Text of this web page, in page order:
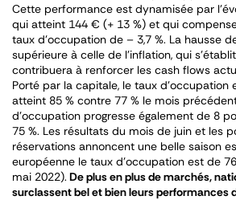
Cette performance est dynamisée par
qui atteint 144 € (+ 13 %) et qui
taux d’occupation de – 3,7 %. La hausse
supérieure à celle de l’inflation, qui
contribuera à renforcer les cash flows
Porté par la capitale, le taux d’occupation
atteint 85 % contre 77 % le mois
d’occupation progresse également de 8
75 %. Les résultats du mois de juin et les
réservations annoncent une belle saison
européenne le taux d’occupation est de
mai 2022). De plus en plus de marchés,
surclassent bel et bien leurs performances